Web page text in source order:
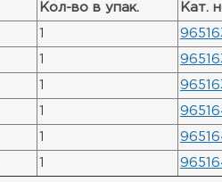
Кол-во в упак. Кат.
1
1
1
1
1
1